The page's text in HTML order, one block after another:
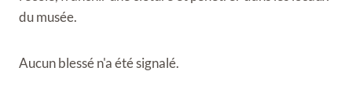
du musée.
Aucun blessé n'a été signalé.